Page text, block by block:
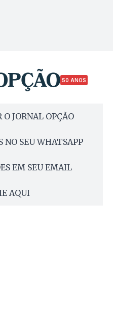
50 ANOS
JORNAL OPÇÃO
NO SEU WHATSAPP
EM SEU EMAIL
AQUI